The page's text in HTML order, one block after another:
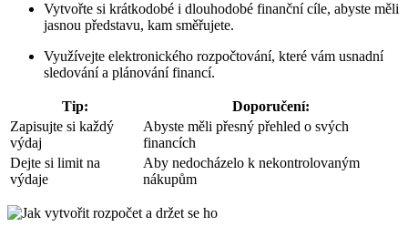
Vytvořte si krátkodobé i dlouhodobé finanční cíle, abyste měli
jasnou představu, kam směřujete.
Využívejte elektronického rozpočtování, které vám usnadní
sledování a plánování financí.
Tip:
Doporučení:
Zapisujte si každý
výdaj
Abyste měli přesný přehled o svých
financích
Dejte si limit na
výdaje
Aby nedocházelo k nekontrolovaným
nákupům